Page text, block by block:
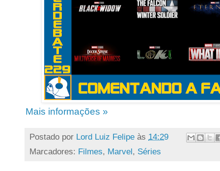
Mais informações »
Postado por Lord Luiz Felipe às 14:29
Marcadores: Filmes, Marvel, Séries